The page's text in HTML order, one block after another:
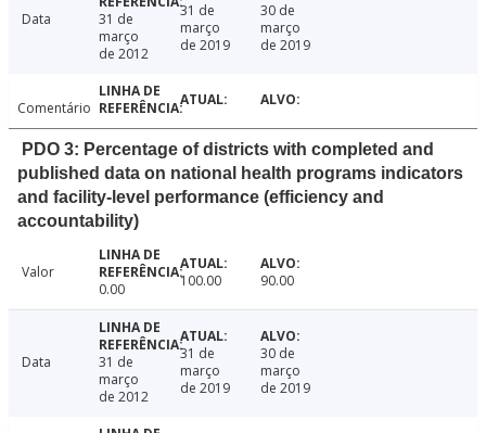
Data
31 de
março
de 2012
31 de
março
de 2019
30 de
março
de 2019
Comentário
PDO 3: Percentage of districts with completed and
published data on national health programs indicators
and facility-level performance (efficiency and
accountability)
Valor
0.00
100.00 90.00
Data
31 de
março
de 2012
31 de
março
de 2019
30 de
março
de 2019